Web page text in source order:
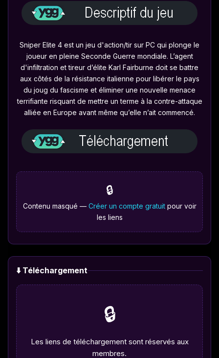
Sniper Elite 4 est un jeu d'action/tir sur PC qui plonge le
joueur en pleine Seconde Guerre mondiale. L’agent
d'infiltration et tireur d’élite Karl Fairburne doit se battre
aux côtés de la résistance italienne pour libérer le pays
du joug du fascisme et éliminer une nouvelle menace
terrifiante risquant de mettre un terme à la contre-attaque
alliée en Europe avant même qu’elle n’ait commencé.
🔒
Contenu masqué — Créer un compte gratuitpour voir
les liens
⬇️ Téléchargement
🔒
Les liens de téléchargement sont réservés aux
membres.